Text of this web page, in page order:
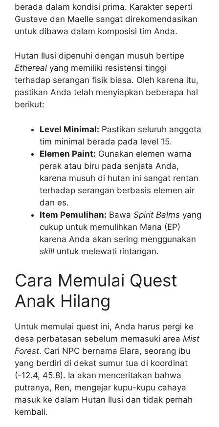
berada dalam kondisi prima. Karakter seperti
Gustave dan Maelle sangat direkomendasikan
untuk dibawa dalam komposisi tim Anda.
Hutan Ilusi dipenuhi dengan musuh bertipe
Ethereal yang memiliki resistensi tinggi
terhadap serangan fisik biasa. Oleh karena itu,
pastikan Anda telah menyiapkan beberapa hal
berikut:
Level Minimal: Pastikan seluruh anggota
tim minimal berada pada level 15.
Elemen Paint: Gunakan elemen warna
perak atau biru pada senjata Anda,
karena musuh di hutan ini sangat rentan
terhadap serangan berbasis elemen air
dan es.
Item Pemulihan: Bawa Spirit Balms yang
cukup untuk memulihkan Mana (EP)
karena Anda akan sering menggunakan
skill untuk melewati rintangan.
Cara Memulai Quest
Anak Hilang
Untuk memulai quest ini, Anda harus pergi ke
desa perbatasan sebelum memasuki area Mist
Forest. Cari NPC bernama Elara, seorang ibu
yang berdiri di dekat sumur tua di koordinat
(-12.4, 45.8). Ia akan menceritakan bahwa
putranya, Ren, mengejar kupu-kupu cahaya
masuk ke dalam Hutan Ilusi dan tidak pernah
kembali.